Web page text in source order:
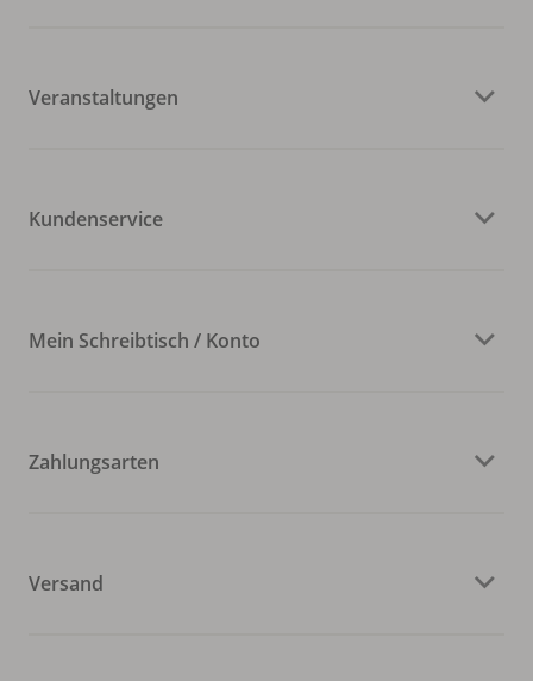
Veranstaltungen
Kundenservice
Mein Schreibtisch / Konto
Zahlungsarten
Versand